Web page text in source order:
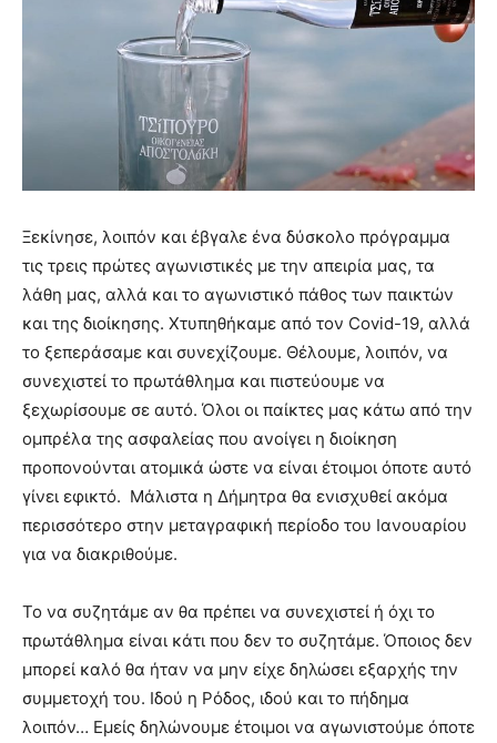
Ξεκίνησε, λοιπόν και έβγαλε ένα δύσκολο πρόγραμμα
τις τρεις πρώτες αγωνιστικές με την απειρία μας, τα
λάθη μας, αλλά και το αγωνιστικό πάθος των παικτών
και της διοίκησης. Χτυπηθήκαμε από τον Covid-19, αλλά
το ξεπεράσαμε και συνεχίζουμε. Θέλουμε, λοιπόν, να
συνεχιστεί το πρωτάθλημα και πιστεύουμε να
ξεχωρίσουμε σε αυτό. Όλοι οι παίκτες μας κάτω από την
ομπρέλα της ασφαλείας που ανοίγει η διοίκηση
προπονούνται ατομικά ώστε να είναι έτοιμοι όποτε αυτό
γίνει εφικτό. Μάλιστα η Δήμητρα θα ενισχυθεί ακόμα
περισσότερο στην μεταγραφική περίοδο του Ιανουαρίου
για να διακριθούμε.
Το να συζητάμε αν θα πρέπει να συνεχιστεί ή όχι το
πρωτάθλημα είναι κάτι που δεν το συζητάμε. Όποιος δεν
μπορεί καλό θα ήταν να μην είχε δηλώσει εξαρχής την
συμμετοχή του. Ιδού η Ρόδος, ιδού και το πήδημα
λοιπόν… Εμείς δηλώνουμε έτοιμοι να αγωνιστούμε όποτε